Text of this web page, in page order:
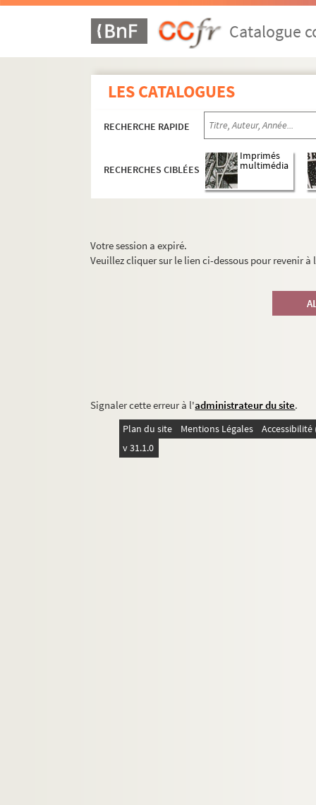
Catalogue
LES CATALOGUES
RECHERCHE RAPIDE
RECHERCHES CIBLÉES
Imprimés
multimédia
Votre session a expiré.
Veuillez cliquer sur le lien ci-dessous pour revenir
Signaler cette erreur à l'administrateur du site.
Plan du site Mentions Légales
v 31.1.0